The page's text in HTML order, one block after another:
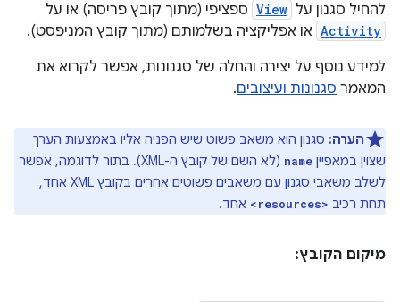
להחיל סגנון על View ספציפי (מתוך קובץ פריסה) או על
Activity או אפליקציה בשלמותם (מתוך קובץ המניפסט).
למידע נוסף על יצירה והחלה של סגנונות, אפשר לקרוא את
המאמר סגנונות ועיצובים.
הערה: סגנון הוא משאב פשוט שיש הפניה אליו באמצעות הערך
שצוין במאפיין name
(לא השם של קובץ ה-XML). בתור לדוגמה, אפשר
לשלב משאבי סגנון עם משאבים פשוטים אחרים בקובץ XML אחד,
תחת רכיב <resources> אחד.
מיקום הקובץ: